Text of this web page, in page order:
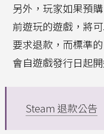
另外，玩家如果預
前遊玩的遊戲，將
要求退款，而標準
會自遊戲發行日起開
Steam 退款公告